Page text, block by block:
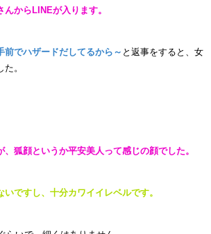
からLINEが入ります。
前でハザードだしてるから～ と返事をすると、女
。
狐顔というか平安美人って感じの顔でした。
ですし、十分カワイイレベルです。